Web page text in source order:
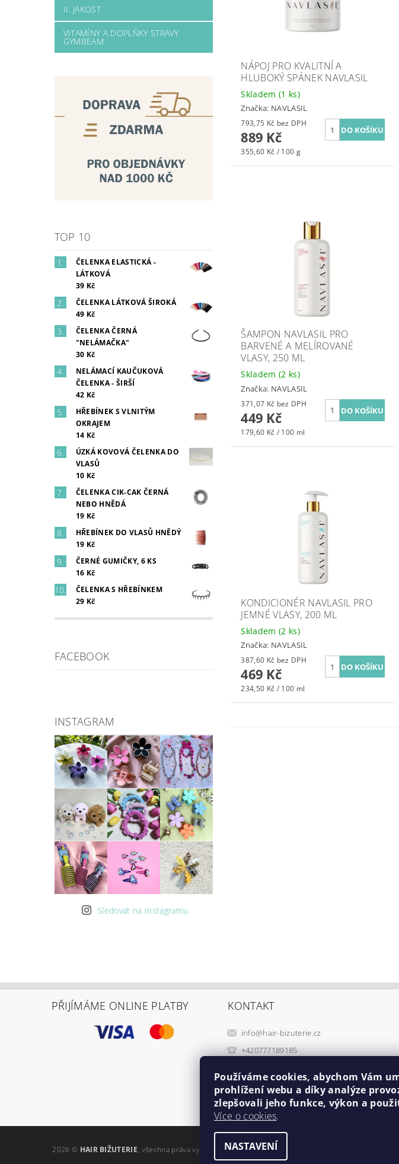
II. JAKOST
VITAMÍNY A DOPLŇKY STRAVY
GYMBEAM
TOP 10
ČELENKA ELASTICKÁ -
LÁTKOVÁ
39 Kč
ČELENKA LÁTKOVÁ ŠIROKÁ
49 Kč
ČELENKA ČERNÁ
"NELÁMAČKA"
30 Kč
NELÁMACÍ KAUČUKOVÁ
ČELENKA - ŠIRŠÍ
42 Kč
HŘEBÍNEK S VLNITÝM
OKRAJEM
14 Kč
ÚZKÁ KOVOVÁ ČELENKA DO
VLASŮ
10 Kč
ČELENKA CIK-CAK ČERNÁ
NEBO HNĚDÁ
19 Kč
HŘEBÍNEK DO VLASŮ HNĚDÝ
19 Kč
ČERNÉ GUMIČKY, 6 KS
16 Kč
ČELENKA S HŘEBÍNKEM
29 Kč
FACEBOOK
INSTAGRAM
Sledovat na Instagramu
NÁPOJ PRO KVALITNÍ A
HLUBOKÝ SPÁNEK NAVLASIL
Skladem (1 ks)
Značka: NAVLASIL
793,75 Kč bez DPH
889 Kč
355,60 Kč / 100 g
ŠAMPON NAVLASIL PRO
BARVENÉ A MELÍROVANÉ
VLASY, 250 ML
Skladem (2 ks)
Značka: NAVLASIL
371,07 Kč bez DPH
449 Kč
179,60 Kč / 100 ml
KONDICIONÉR NAVLASIL PRO
JEMNÉ VLASY, 200 ML
Skladem (2 ks)
Značka: NAVLASIL
387,60 Kč bez DPH
469 Kč
234,50 Kč / 100 ml
PŘIJÍMÁME ONLINE PLATBY KONTAKT
info@hair-bizuterie.cz
+420777189185
2026 © HAIR BIŽUTERIE, všechna práva vyhrazena
Používáme cookies, abychom Vám
prohlížení webu a díky analýze
zlepšovali jeho funkce, výkon a
Více o cookies.
NASTAVENÍ